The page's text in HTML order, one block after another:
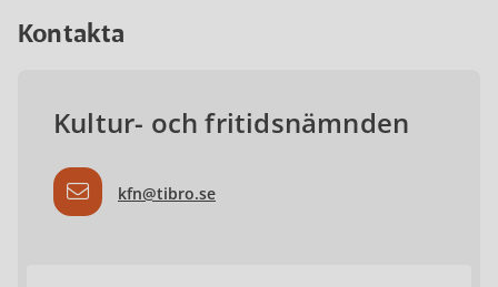
Kontakta
Kultur- och fritidsnämnden
kfn@tibro.se